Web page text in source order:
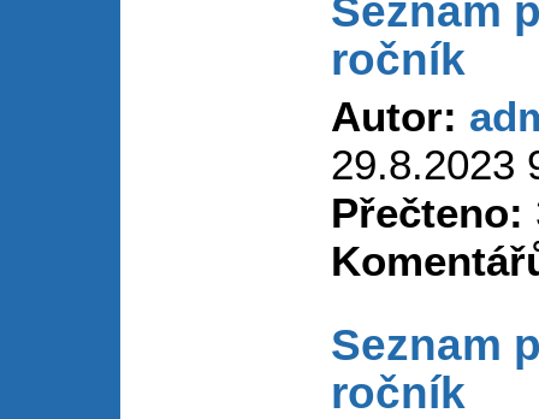
Seznam
ročník
Autor:
29.8.2023
Přečteno:
Seznam
ročník